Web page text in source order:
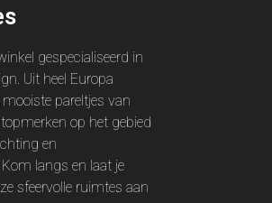
gespecialiseerd in
Uit heel Europa
pareltjes van
op het gebied
en
langs en laat je
sfeervolle ruimtes aan